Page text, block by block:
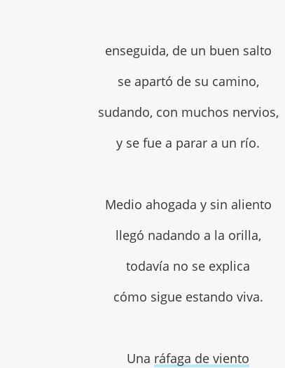
enseguida, de un buen salto
se apartó de su camino,
sudando, con muchos nervios,
y se fue a parar a un río.
Medio ahogada y sin aliento
llegó nadando a la orilla,
todavía no se explica
cómo sigue estando viva.
Una ráfaga de viento